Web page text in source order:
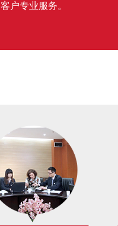
客户专业服务。